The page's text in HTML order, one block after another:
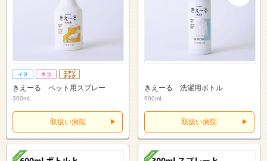
きえーる ペット用スプレー
300mL
取扱い病院
きえーる 洗濯用ボトル
600mL
取扱い病院